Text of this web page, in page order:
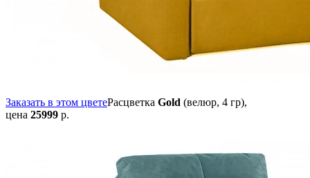
Заказать в этом цветеРасцветка Gold (велюр, 4 гр),
цена 25999 р.